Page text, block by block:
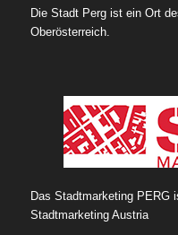
Die Stadt Perg ist ein Ort
Oberösterreich.
Das Stadtmarketing PERG
Stadtmarketing Austria